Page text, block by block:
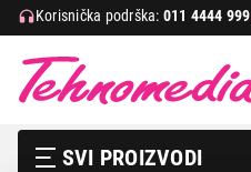
Korisnička podrška: 011 4444 999
SVI PROIZVODI